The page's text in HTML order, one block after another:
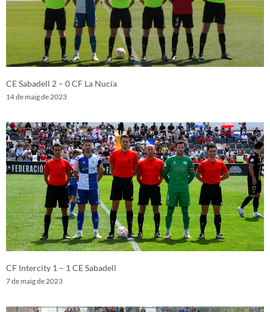
CE Sabadell 2 – 0 CF La Nucía
14 de maig de 2023
CF Intercity 1 – 1 CE Sabadell
7 de maig de 2023